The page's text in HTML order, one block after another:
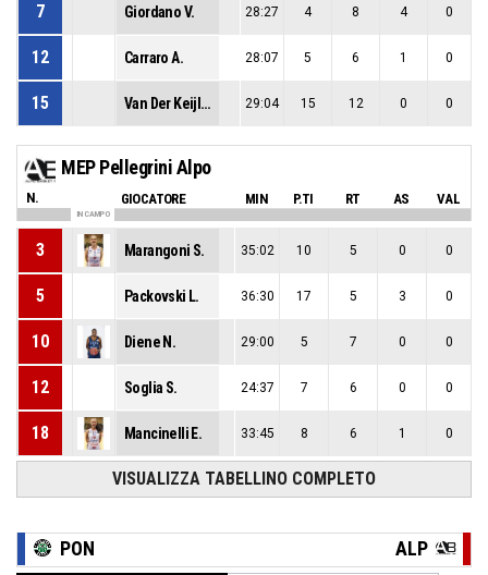
7 Giordano V. 28:27 4 8 4 0
12 Carraro A. 28:07 5 6 1 0
15 Van Der Keijl R. 29:04 15 12 0 0
MEP Pellegrini Alpo
N. GIOCATORE MIN P.TI RT AS VAL
IN CAMPO
3 Marangoni S. 35:02 10 5 0 0
5 Packovski L. 36:30 17 5 3 0
10 Diene N. 29:00 5 7 0 0
12 Soglia S. 24:37 7 6 0 0
18 Mancinelli E. 33:45 8 6 1 0
VISUALIZZA TABELLINO COMPLETO
PON ALP